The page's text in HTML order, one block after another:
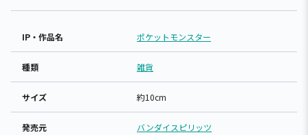
IP・作品名 ポケットモンスター
種類 雑貨
サイズ 約10cm
発売元 バンダイスピリッツ